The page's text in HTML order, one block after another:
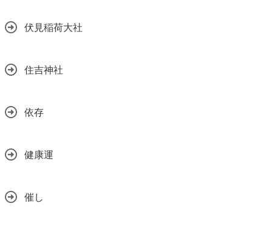
伏見稲荷大社
住吉神社
依存
健康運
催し